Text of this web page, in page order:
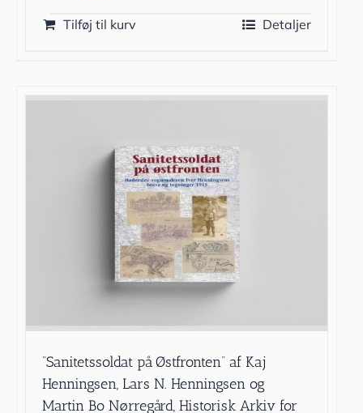
Tilføj til kurv Detaljer
”Sanitetssoldat på Østfronten” af Kaj
Henningsen, Lars N. Henningsen og
Martin Bo Nørregård, Historisk Arkiv for